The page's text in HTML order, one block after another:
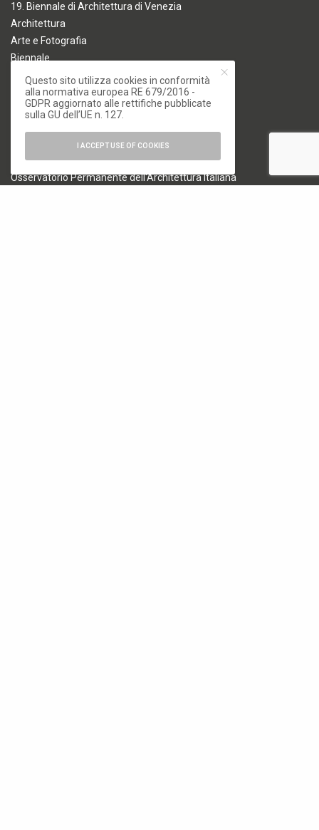
19. Biennale di Architettura di Venezia
Architettura
Arte e Fotografia
Biennale
Design
Elementi
Milano Design Week 2024
Milano Design Week 2026
News
Osservatorio Permanente dell'Architettura Italiana
Questo sito utilizza cookies in conformità
alla normativa europea RE 679/2016 -
GDPR aggiornato alle rettifiche pubblicate
sulla GU dell’UE n. 127.
I ACCEPT USE OF COOKIES